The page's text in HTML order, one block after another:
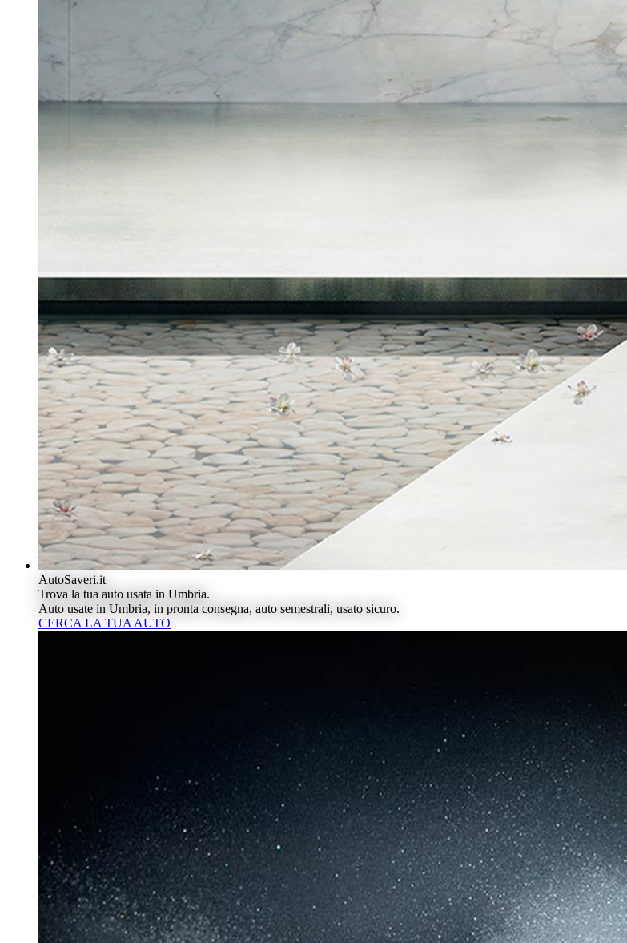
AutoSaveri.it
Trova la tua auto usata in Umbria.
Auto usate in Umbria, in pronta consegna, auto semestrali, usato sicuro.
CERCA LA TUA AUTO